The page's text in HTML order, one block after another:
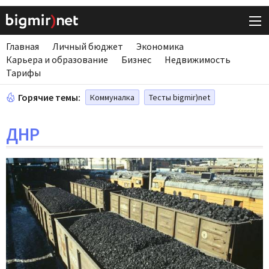
Главная Личный бюджет
Экономика
Карьера и образование
Бизнес
Недвижимость
Тарифы
Горячие темы: Коммуналка Тесты bigmir)net
ДНР